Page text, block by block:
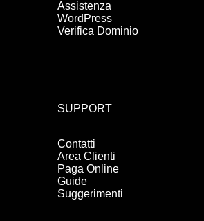
Assistenza
WordPress
Verifica Dominio
SUPPORT
Contatti
Area Clienti
Paga Online
Guide
Suggerimenti